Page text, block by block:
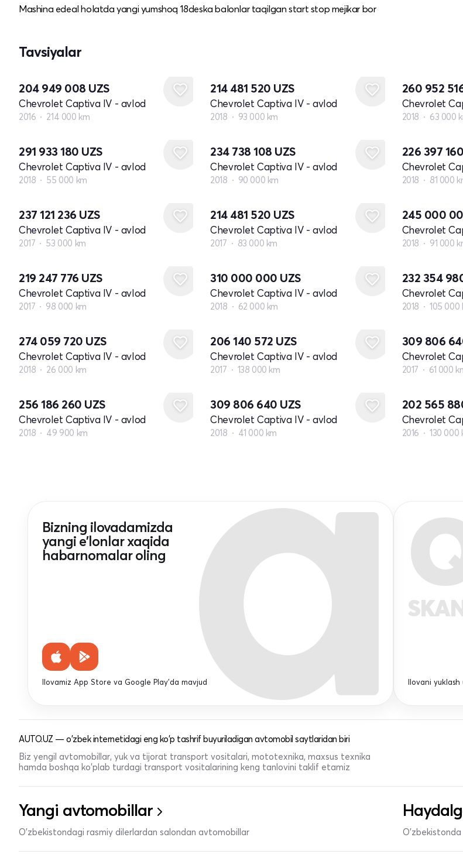
Mashina edeal holatda yangi yumshoq 18deska balonlar taqilgan start stop mejikar bor
Tavsiyalar
204 949 008 UZS
Chevrolet Captiva IV - avlod
2016 214 000 km
214 481 520 UZS
Chevrolet Captiva IV - avlod
2018 93 000 km
260 952
Chevrolet
2018 63 000
291 933 180 UZS
Chevrolet Captiva IV - avlod
2018 55 000 km
234 738 108 UZS
Chevrolet Captiva IV - avlod
2018 90 000 km
226 397 160
Chevrolet
2018 81 000
237 121 236 UZS
Chevrolet Captiva IV - avlod
2017 53 000 km
214 481 520 UZS
Chevrolet Captiva IV - avlod
2017 83 000 km
245 000
Chevrolet
2018 91 000
219 247 776 UZS
Chevrolet Captiva IV - avlod
2017 98 000 km
310 000 000 UZS
Chevrolet Captiva IV - avlod
2018 62 000 km
232 354
Chevrolet
2018 105 000
274 059 720 UZS
Chevrolet Captiva IV - avlod
2018 26 000 km
206 140 572 UZS
Chevrolet Captiva IV - avlod
2017 138 000 km
309 806
Chevrolet
2017 61 000
256 186 260 UZS
Chevrolet Captiva IV - avlod
2018 49 900 km
309 806 640 UZS
Chevrolet Captiva IV - avlod
2018 41 000 km
202 565
Chevrolet
2016 130 000
Bizning ilovadamizda
yangi e'lonlar xaqida
habarnomalar oling
Ilovamiz App Store va Google Play'da mavjud Ilovani yuklash
AUTO.UZ — o'zbek internetidagi eng ko'p tashrif buyuriladigan avtomobil saytlaridan biri
Biz yengil avtomobillar, yuk va tijorat transport vositalari, mototexnika, maxsus texnika
hamda boshqa ko'plab turdagi transport vositalarining keng tanlovini taklif etamiz
Yangi avtomobillar
O'zbekistondagi rasmiy dilerlardan salondan avtomobillar O'zbekistonda